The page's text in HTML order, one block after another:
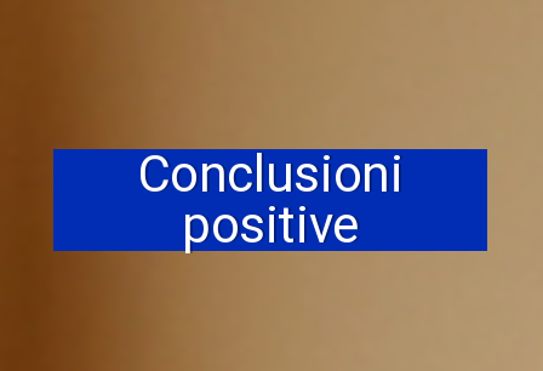
Conclusioni
positive